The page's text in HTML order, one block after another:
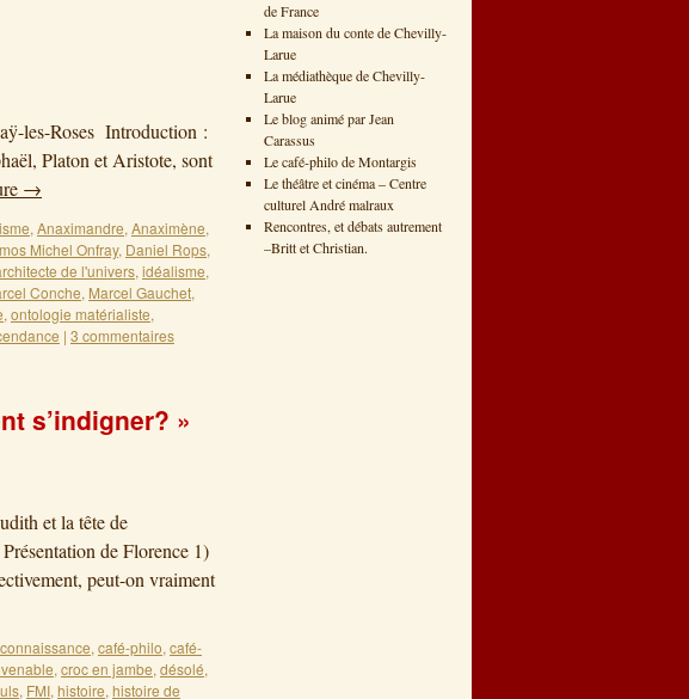
Roses Introduction :
Platon et Aristote, sont
→
, Anaximandre, Anaximène,
Michel Onfray, Daniel Rops,
de l'univers, idéalisme,
Conche, Marcel Gauchet,
, ontologie matérialiste,
| 3 commentaires
s’indigner? »
et la tête de
de Florence 1)
peut-on vraiment
, café-philo, café-
, croc en jambe, désolé,
, FMI, histoire, histoire de
de France
La maison du conte de Chevilly-
Larue
La médiathèque de Chevilly-
Larue
Le blog animé par Jean
Carassus
Le café-philo de Montargis
Le théâtre et cinéma – Centre
culturel André malraux
Rencontres, et débats autrement
–Britt et Christian.